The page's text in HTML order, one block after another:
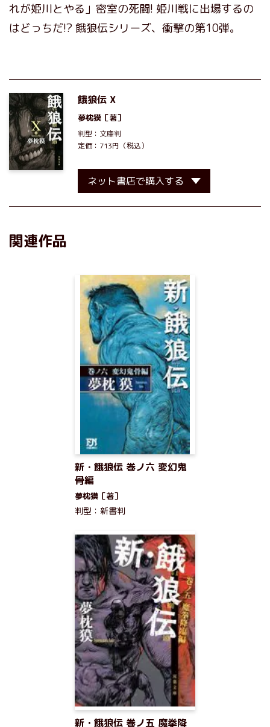
れが姫川とやる」密室の死闘! 姫川戦に出場するの
はどっちだ!? 餓狼伝シリーズ、衝撃の第10弾。
餓狼伝 X
夢枕獏 ［著］
判型：文庫判
定価：713円（税込）
ネット書店で購入する
関連作品
新・餓狼伝 巻ノ六 変幻鬼
骨編
夢枕獏［著］
判型：新書判
新・餓狼伝 巻ノ五 魔拳降